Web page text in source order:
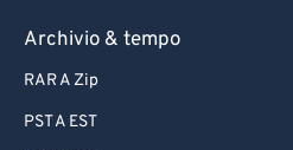
Archivio & tempo
RAR A Zip
PST A EST